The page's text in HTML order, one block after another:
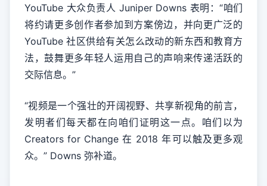
YouTube 大众负责人 Juniper Downs 表明：“咱们
将约请更多创作者参加到方案傍边，并向更广泛的
YouTube 社区供给有关怎么改动的新东西和教育方
法，鼓舞更多年轻人运用自己的声响来传递活跃的
交际信息。”
“视频是一个强壮的开阔视野、共享新视角的前言，
发明者们每天都在向咱们证明这一点。咱们以为
Creators for Change 在 2018 年可以触及更多观
众。” Downs 弥补道。